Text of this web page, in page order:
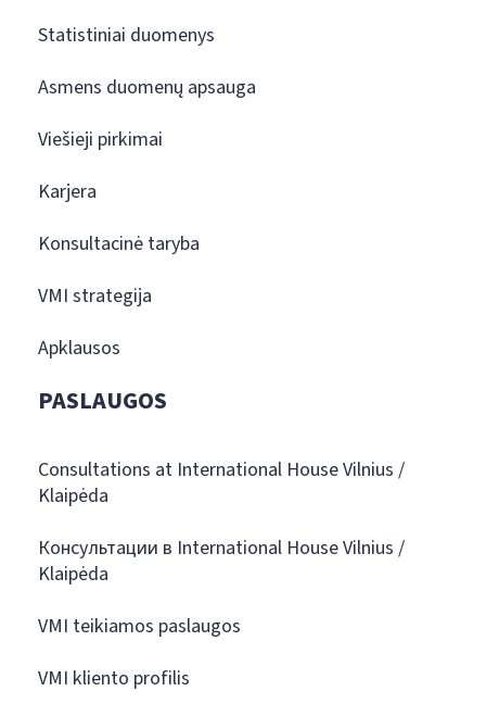
Statistiniai duomenys
Asmens duomenų apsauga
Viešieji pirkimai
Karjera
Konsultacinė taryba
VMI strategija
Apklausos
PASLAUGOS
Consultations at International House Vilnius /
Klaipėda
Консультации в International House Vilnius /
Klaipėda
VMI teikiamos paslaugos
VMI kliento profilis